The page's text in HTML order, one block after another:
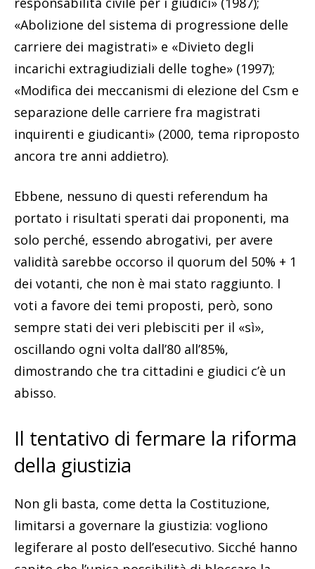
«Abolizione del sistema di progressione delle
carriere dei magistrati» e «Divieto degli
incarichi extragiudiziali delle toghe» (1997);
«Modifica dei meccanismi di elezione del Csm e
separazione delle carriere fra magistrati
inquirenti e giudicanti» (2000, tema riproposto
ancora tre anni addietro).
Ebbene, nessuno di questi referendum ha
portato i risultati sperati dai proponenti, ma
solo perché, essendo abrogativi, per avere
validità sarebbe occorso il quorum del 50% + 1
dei votanti, che non è mai stato raggiunto. I
voti a favore dei temi proposti, però, sono
sempre stati dei veri plebisciti per il «sì»,
oscillando ogni volta dall’80 all’85%,
dimostrando che tra cittadini e giudici c’è un
abisso.
Il tentativo di fermare la riforma
della giustizia
Non gli basta, come detta la Costituzione,
limitarsi a governare la giustizia: vogliono
legiferare al posto dell’esecutivo. Sicché hanno